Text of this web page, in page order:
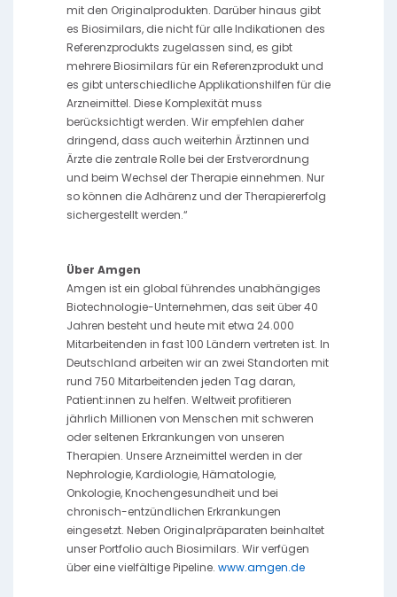
mit den Originalprodukten. Darüber hinaus gibt
es Biosimilars, die nicht für alle Indikationen des
Referenzprodukts zugelassen sind, es gibt
mehrere Biosimilars für ein Referenzprodukt und
es gibt unterschiedliche Applikationshilfen für die
Arzneimittel. Diese Komplexität muss
berücksichtigt werden. Wir empfehlen daher
dringend, dass auch weiterhin Ärztinnen und
Ärzte die zentrale Rolle bei der Erstverordnung
und beim Wechsel der Therapie einnehmen. Nur
so können die Adhärenz und der Therapiererfolg
sichergestellt werden.“
Über Amgen
Amgen ist ein global führendes unabhängiges
Biotechnologie-Unternehmen, das seit über 40
Jahren besteht und heute mit etwa 24.000
Mitarbeitenden in fast 100 Ländern vertreten ist. In
Deutschland arbeiten wir an zwei Standorten mit
rund 750 Mitarbeitenden jeden Tag daran,
Patient:innen zu helfen. Weltweit profitieren
jährlich Millionen von Menschen mit schweren
oder seltenen Erkrankungen von unseren
Therapien. Unsere Arzneimittel werden in der
Nephrologie, Kardiologie, Hämatologie,
Onkologie, Knochengesundheit und bei
chronisch-entzündlichen Erkrankungen
eingesetzt. Neben Originalpräparaten beinhaltet
unser Portfolio auch Biosimilars. Wir verfügen
über eine vielfältige Pipeline. www.amgen.de